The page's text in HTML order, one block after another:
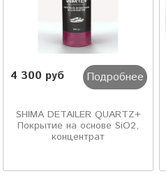
4 300 руб Подробнее
SHIMA DETAILER QUARTZ+
Покрытие на основе SiO2,
концентрат